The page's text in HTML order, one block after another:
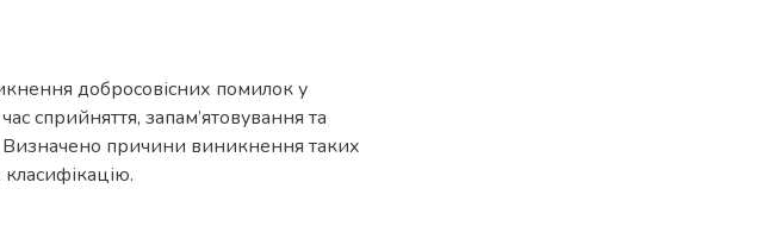
добросовісних помилок у
сприйняття, запам’ятовування та
Визначено причини виникнення таких